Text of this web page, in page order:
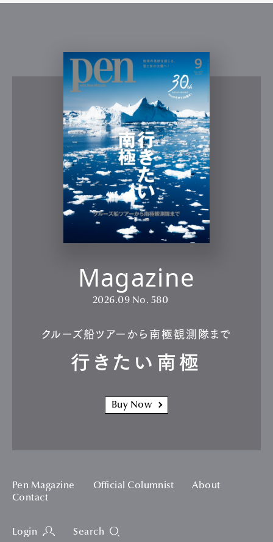
Magazine
2026.09 No. 580
クルーズ船ツアーから南極観測隊まで
行きたい南極
Buy Now
Pen Magazine Official Columnist
About
Contact
Login Search